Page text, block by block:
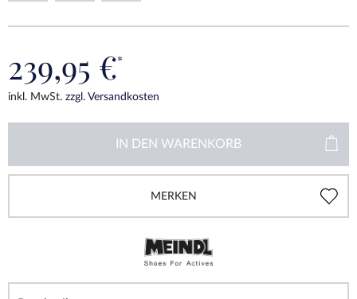
239,95 €*
inkl. MwSt. zzgl. Versandkosten
IN DEN WARENKORB
MERKEN